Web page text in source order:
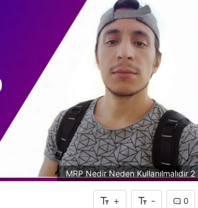
MRP Nedir Neden Kullanılmalıdır 2
+ - 0